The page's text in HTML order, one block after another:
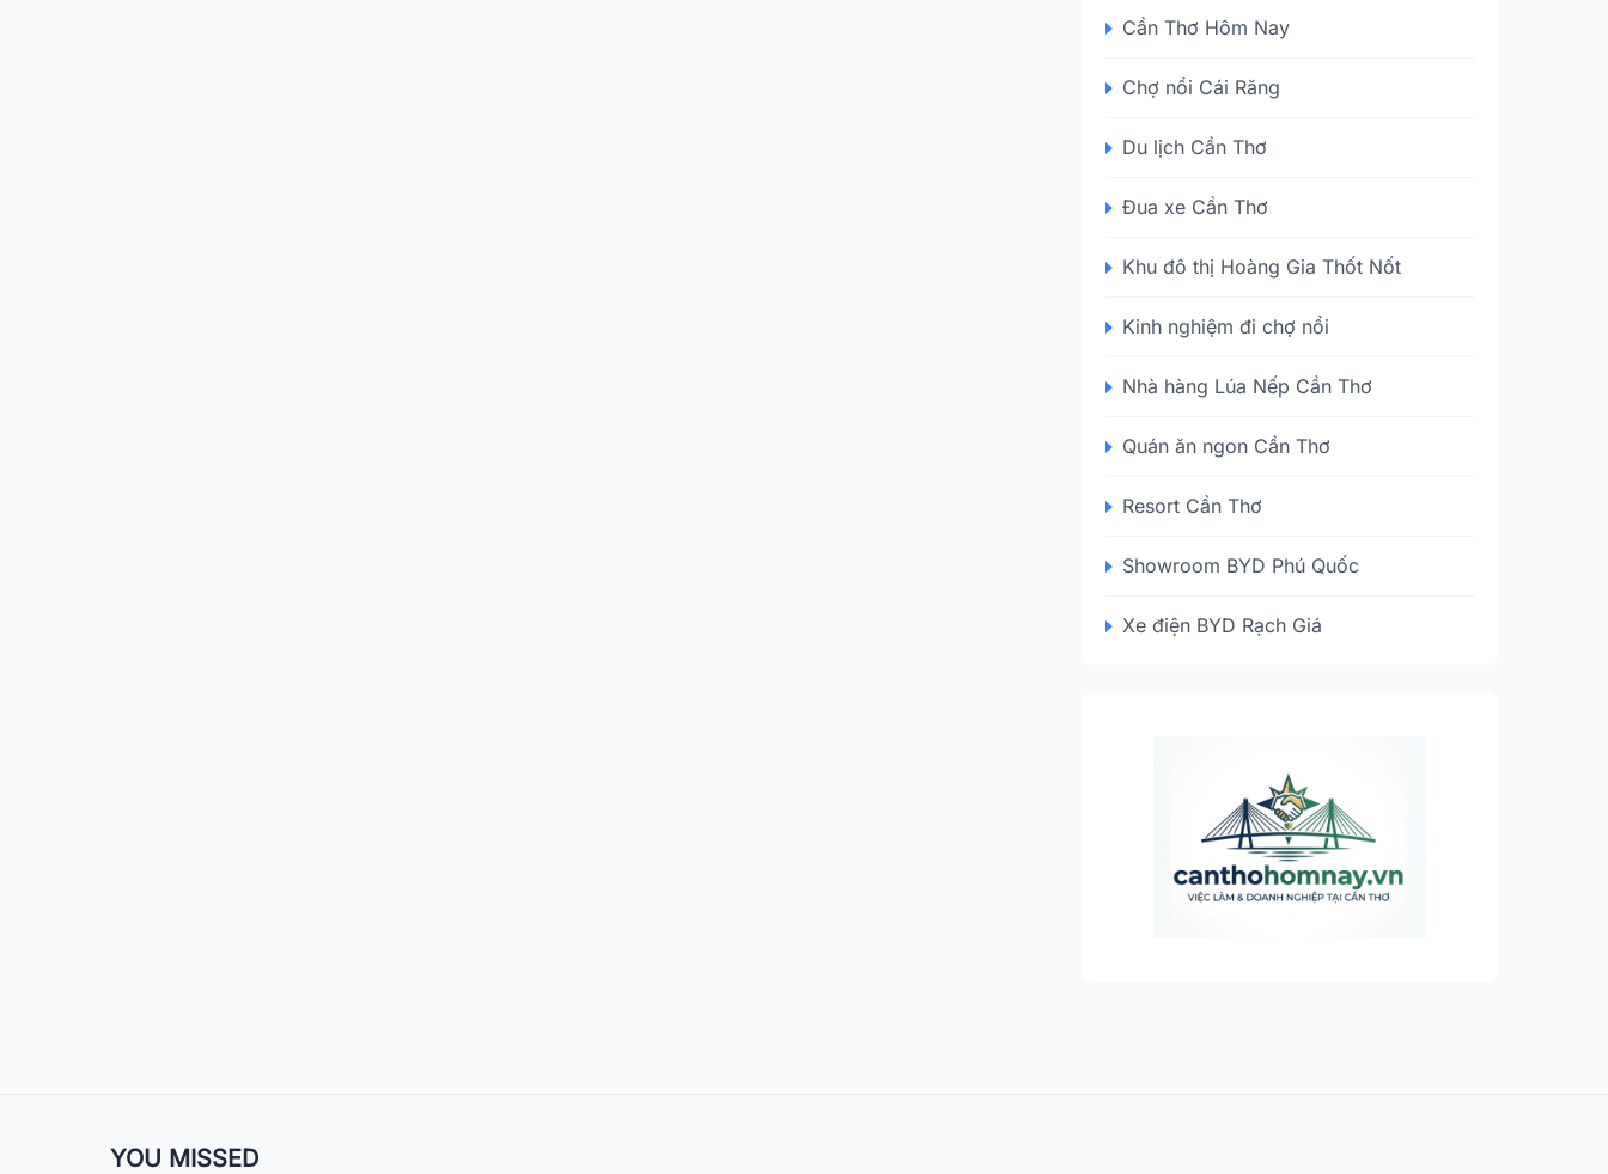
Cần Thơ Hôm Nay
Chợ nổi Cái Răng
Du lịch Cần Thơ
Đua xe Cần Thơ
Khu đô thị Hoàng Gia Thốt Nốt
Kinh nghiệm đi chợ nổi
Nhà hàng Lúa Nếp Cần Thơ
Quán ăn ngon Cần Thơ
Resort Cần Thơ
Showroom BYD Phú Quốc
Xe điện BYD Rạch Giá
YOU MISSED